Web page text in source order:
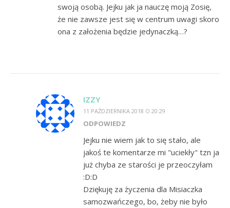
swoją osobą. Jejku jak ja nauczę moją Zosię,
że nie zawsze jest się w centrum uwagi skoro
ona z założenia będzie jedynaczką…?
IZZY
11 PAŹDZIERNIKA 2018 O 20:29
ODPOWIEDZ
Jejku nie wiem jak to się stało, ale
jakoś te komentarze mi "uciekły" tzn ja
już chyba ze starości je przeoczyłam
:D:D
Dziękuję za życzenia dla Misiaczka
samozwańczego, bo, żeby nie było